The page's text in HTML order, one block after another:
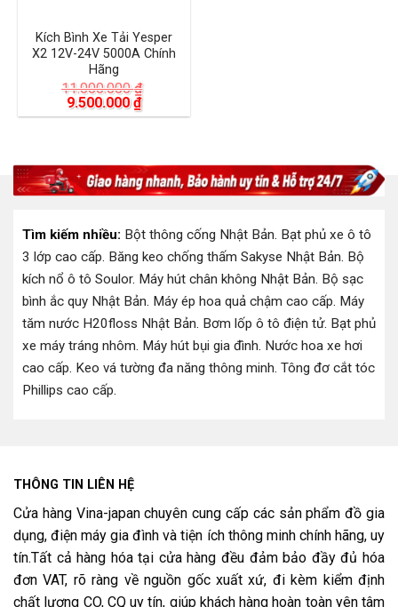
Kích Bình Xe Tải Yesper
X2 12V-24V 5000A Chính
Hãng
11.000.000₫
Giá
gốc
9.500.000₫Giá
hiện
Tìm kiếm nhiều: Bột thông cống Nhật Bản. Bạt phủ xe ô tô
3 lớp cao cấp. Băng keo chống thấm Sakyse Nhật Bản. Bộ
kích nổ ô tô Soulor. Máy hút chân không Nhật Bản. Bộ sạc
bình ắc quy Nhật Bản. Máy ép hoa quả chậm cao cấp. Máy
tăm nước H20floss Nhật Bản. Bơm lốp ô tô điện tử. Bạt phủ
xe máy tráng nhôm. Máy hút bụi gia đình. Nước hoa xe hơi
cao cấp. Keo vá tường đa năng thông minh. Tông đơ cắt tóc
Phillips cao cấp.
THÔNG TIN LIÊN HỆ
Cửa hàng Vina-japan chuyên cung cấp các sản phẩm đồ gia
dụng, điện máy gia đình và tiện ích thông minh chính hãng, uy
tín.Tất cả hàng hóa tại cửa hàng đều đảm bảo đầy đủ hóa
đơn VAT, rõ ràng về nguồn gốc xuất xứ, đi kèm kiểm định
chất lượng CO, CQ uy tín, giúp khách hàng hoàn toàn yên tâm